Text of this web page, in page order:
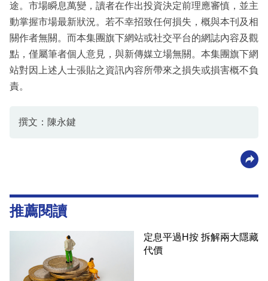
途。市場瞬息萬變，讀者在作出投資決定前理應審慎，並主
動掌握市場最新狀況。若不幸招致任何損失，概與本刊及相
關作者無關。而本集團旗下網站或社交平台的網誌內容及觀
點，僅屬筆者個人意見，與新傳媒立場無關。本集團旗下網
站對因上述人士張貼之資訊內容所帶來之損失或損害概不負
責。
撰文：陳永鍵
推薦閱讀
定息平過H按 拆解兩大隱藏
代價